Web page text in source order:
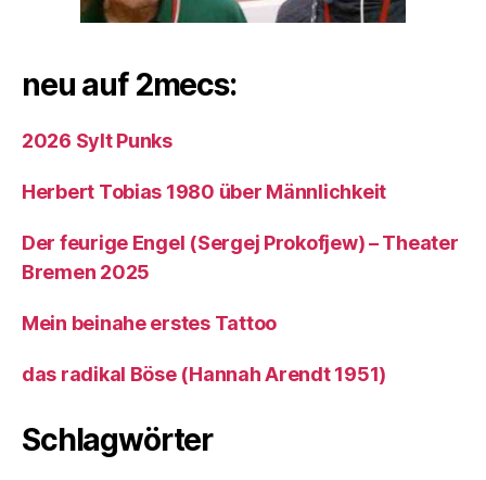
neu auf 2mecs:
2026 Sylt Punks
Herbert Tobias 1980 über Männlichkeit
Der feurige Engel (Sergej Prokofjew) – Theater
Bremen 2025
Mein beinahe erstes Tattoo
das radikal Böse (Hannah Arendt 1951)
Schlagwörter